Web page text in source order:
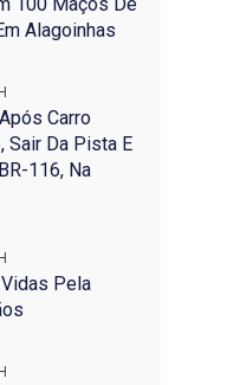
100 Maços De
Alagoinhas
Carro
Sair Da Pista E
116, Na
Pela